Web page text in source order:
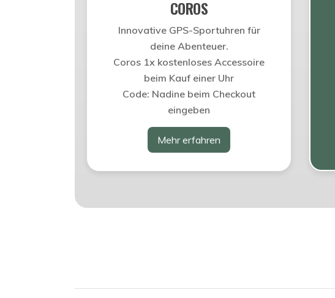
COROS
Innovative GPS-Sportuhren für
deine Abenteuer.
Coros 1x kostenloses Accessoire
beim Kauf einer Uhr
Code: Nadine beim Checkout
eingeben
Mehr erfahren